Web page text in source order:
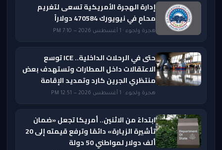
إدارة الهجرة الأمريكية تسعى لتغريم
محامٍ في نيويورك 470584 دولاراً
هجرة ولجوء · 1 أغسطس 2026 — 7:10 PM
حتى في الرحلات الداخلية.. ICE توسع
الاعتقالات داخل المطارات وتستهدف بعض
منتظري الجرين كارد وتمديد الإقامة
هجرة ولجوء · 1 أغسطس 2026 — 12:51 PM
ابتداءً من الاثنين.. أمريكا تجعل «ضمان
تأشيرة الزيارة» دائمًا وترفع قيمته إلى 20
ألف دولار لمواطني 50 دولة